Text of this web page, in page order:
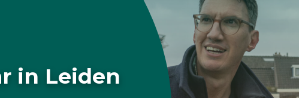
in Leiden